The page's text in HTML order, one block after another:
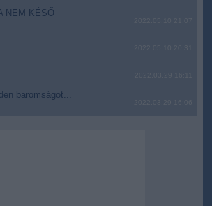
NEM KÉSŐ
baromságot...